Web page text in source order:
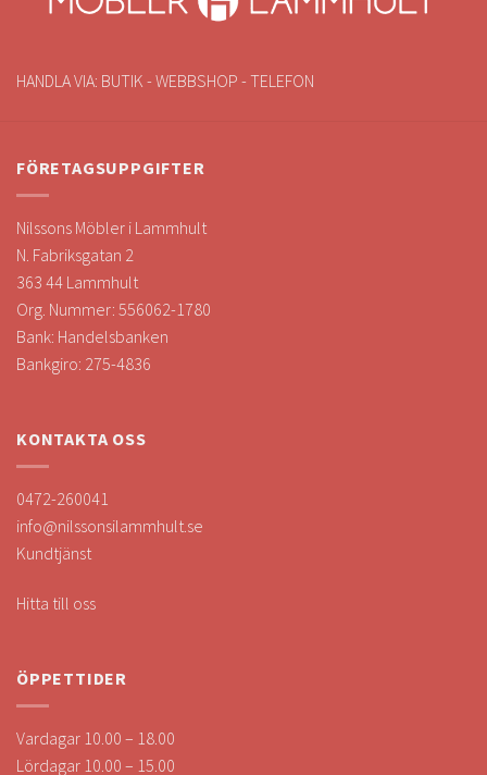
HANDLA VIA: BUTIK - WEBBSHOP - TELEFON
FÖRETAGSUPPGIFTER
Nilssons Möbler i Lammhult
N. Fabriksgatan 2
363 44 Lammhult
Org. Nummer: 556062-1780
Bank: Handelsbanken
Bankgiro: 275-4836
KONTAKTA OSS
0472-260041
info@nilssonsilammhult.se
Kundtjänst
Hitta till oss
ÖPPETTIDER
Vardagar 10.00 – 18.00
Lördagar 10.00 – 15.00